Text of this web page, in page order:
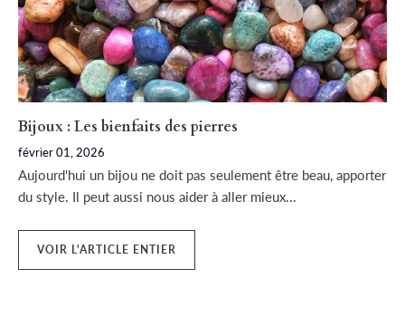
Bijoux : Les bienfaits des pierres
février 01, 2026
Aujourd'hui un bijou ne doit pas seulement être beau, apporter
du style. Il peut aussi nous aider à aller mieux...
VOIR L'ARTICLE ENTIER